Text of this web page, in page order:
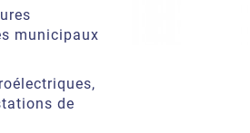
municipaux
de